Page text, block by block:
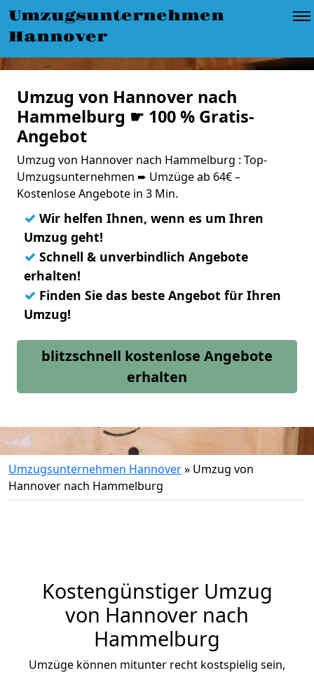
Umzugsunternehmen
Hannover
Umzug von Hannover nach
Hammelburg ☛ 100 % Gratis-
Angebot
Umzug von Hannover nach Hammelburg : Top-
Umzugsunternehmen ➨ Umzüge ab 64€ –
Kostenlose Angebote in 3 Min.
✓ Wir helfen Ihnen, wenn es um Ihren
Umzug geht!
✓ Schnell & unverbindlich Angebote
erhalten!
✓ Finden Sie das beste Angebot für Ihren
Umzug!
blitzschnell kostenlose Angebote
erhalten
Umzugsunternehmen Hannover» Umzug von
Hannover nach Hammelburg
Kostengünstiger Umzug
von Hannover nach
Hammelburg
Umzüge können mitunter recht kostspielig sein,